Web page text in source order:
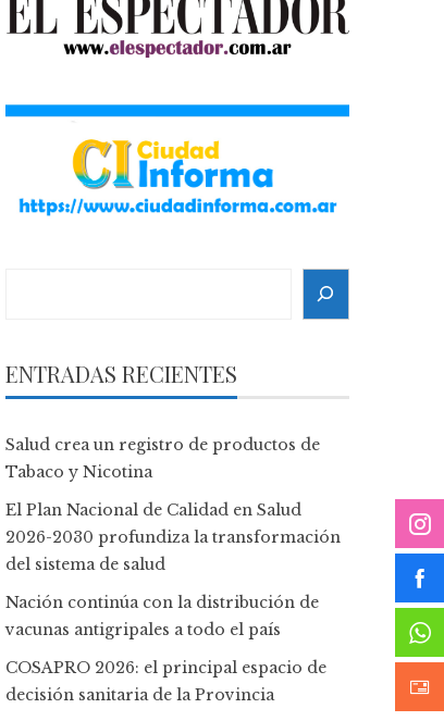
ENTRADAS RECIENTES
Salud crea un registro de productos de
Tabaco y Nicotina
El Plan Nacional de Calidad en Salud
2026-2030 profundiza la transformación
del sistema de salud
Nación continúa con la distribución de
vacunas antigripales a todo el país
COSAPRO 2026: el principal espacio de
decisión sanitaria de la Provincia